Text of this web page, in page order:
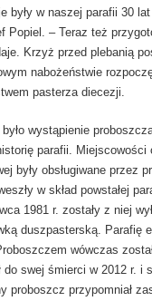
były w naszej parafii 30
Popiel. – Teraz też
Krzyż przed plebanią
nabożeństwie
pasterza diecezji.
wystąpienie
parafii.
były obsługiwane przez
w skład powstałej
1981 r. zostały z niej
duszpasterską. Parafię
wówczas
do swej śmierci w 2012 r. i
proboszcz przypomniał